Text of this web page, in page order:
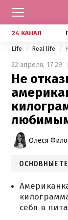
24 КАНАЛ
Life Real life
22 апреля, 17:29
Не
Олеся
ОСНОВНЫЕ
себя в